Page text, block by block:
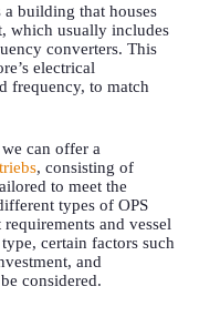
building that houses
which usually includes
converters. This
electrical
frequency, to match
can offer a
, consisting of
to meet the
types of OPS
and vessel
certain factors such
and
considered.